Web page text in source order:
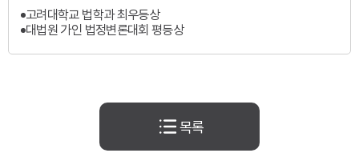
고려대학교 법학과 최우등상
대법원 가인 법정변론대회 평등상
목록